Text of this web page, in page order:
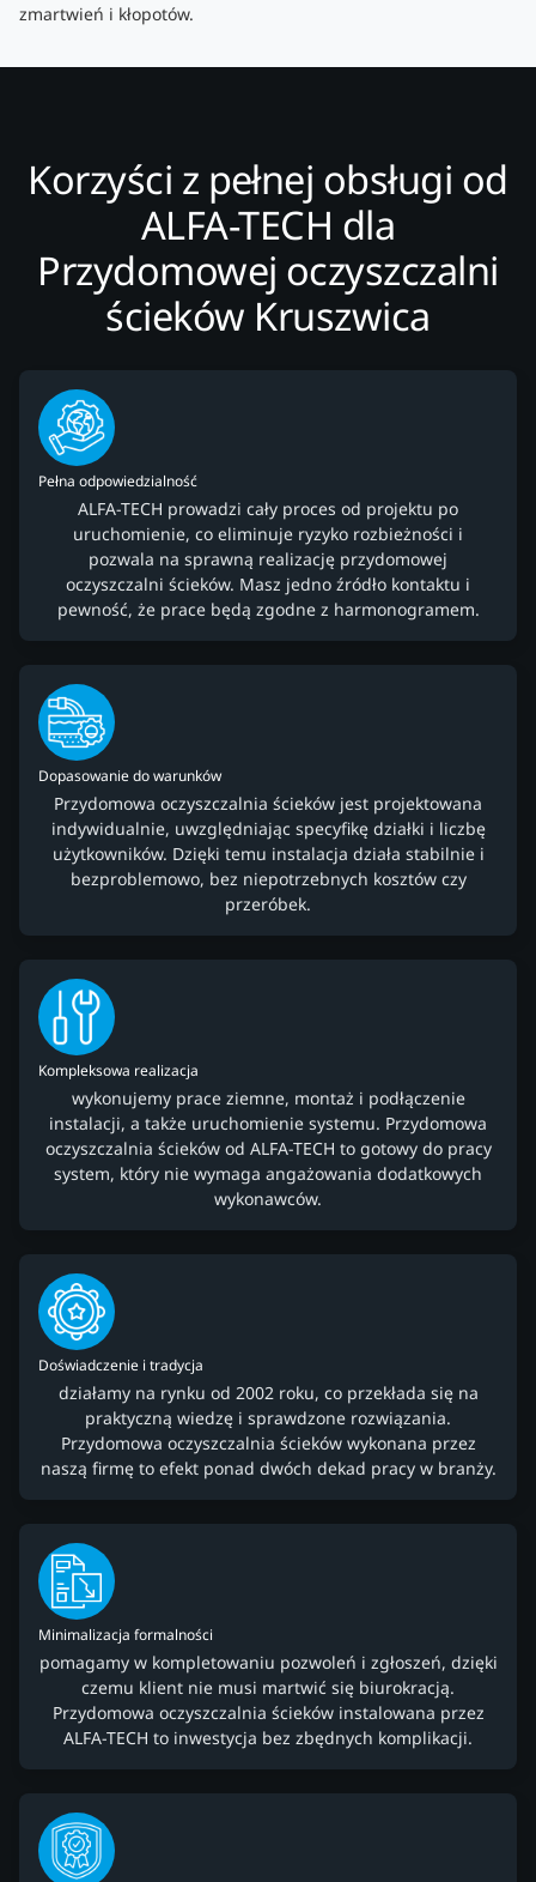
zmartwień i kłopotów.
Korzyści z pełnej obsługi od
ALFA-TECH dla
Przydomowej oczyszczalni
ścieków Kruszwica
Pełna odpowiedzialność
ALFA-TECH prowadzi cały proces od projektu po
uruchomienie, co eliminuje ryzyko rozbieżności i
pozwala na sprawną realizację przydomowej
oczyszczalni ścieków. Masz jedno źródło kontaktu i
pewność, że prace będą zgodne z harmonogramem.
Dopasowanie do warunków
Przydomowa oczyszczalnia ścieków jest projektowana
indywidualnie, uwzględniając specyfikę działki i liczbę
użytkowników. Dzięki temu instalacja działa stabilnie i
bezproblemowo, bez niepotrzebnych kosztów czy
przeróbek.
Kompleksowa realizacja
wykonujemy prace ziemne, montaż i podłączenie
instalacji, a także uruchomienie systemu. Przydomowa
oczyszczalnia ścieków od ALFA-TECH to gotowy do pracy
system, który nie wymaga angażowania dodatkowych
wykonawców.
Doświadczenie i tradycja
działamy na rynku od 2002 roku, co przekłada się na
praktyczną wiedzę i sprawdzone rozwiązania.
Przydomowa oczyszczalnia ścieków wykonana przez
naszą firmę to efekt ponad dwóch dekad pracy w branży.
Minimalizacja formalności
pomagamy w kompletowaniu pozwoleń i zgłoszeń, dzięki
czemu klient nie musi martwić się biurokracją.
Przydomowa oczyszczalnia ścieków instalowana przez
ALFA-TECH to inwestycja bez zbędnych komplikacji.